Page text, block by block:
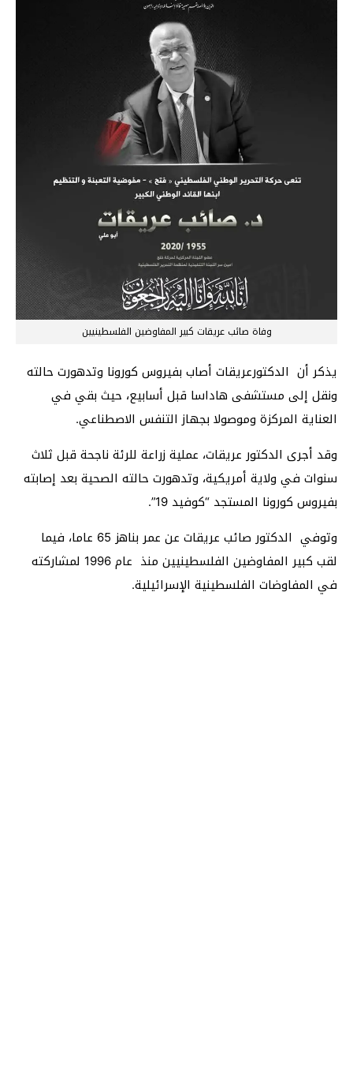
وفاة صائب عريقات كبير المفاوضين الفلسطينيين
يذكر أن الدكتورعريقات أصاب بفيروس كورونا وتدهورت حالته
ونقل إلى مستشفى هاداسا قبل أسابيع، حيث بقي في
العناية المركزة وموصولا بجهاز التنفس الاصطناعي.
وقد أجرى الدكتور عريقات، عملية زراعة للرئة ناجحة قبل ثلاث
سنوات في ولاية أمريكية، وتدهورت حالته الصحية بعد إصابته
بفيروس كورونا المستجد “كوفيد 19”.
وتوفي الدكتور صائب عريقات عن عمر بناهز 65 عاما، فيما
لقب كبير المفاوضين الفلسطينيين منذ
عام 1996 لمشاركته
في المفاوضات الفلسطينية الإسرائيلية.